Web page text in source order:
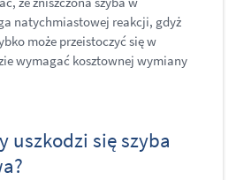
natychmiastowej reakcji, gdyż
może przeistoczyć się w
wymagać kosztownej wymiany
uszkodzi się szyba